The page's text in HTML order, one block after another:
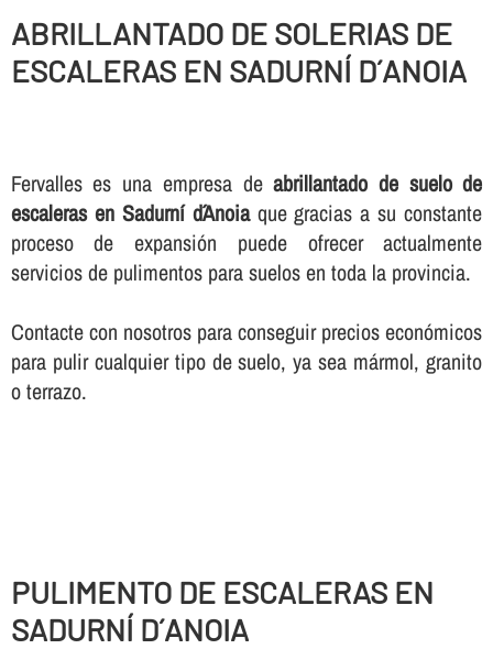
ABRILLANTADO DE SOLERIAS DE
ESCALERAS EN SADURNÍ D´ANOIA
Fervalles es una empresa deabrillantado de suelo de
escaleras en Sadurní d´Anoiaque gracias a su constante
proceso de expansión puede ofrecer actualmente
servicios de pulimentos para suelos en toda la provincia.
Contacte con nosotros para conseguir precios económicos
para pulir cualquier tipo de suelo, ya sea mármol, granito
o terrazo.
PULIMENTO DE ESCALERAS EN
SADURNÍ D´ANOIA